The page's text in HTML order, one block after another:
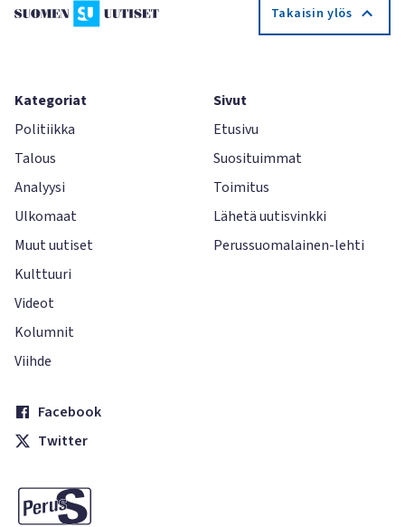
Takaisin ylös
Kategoriat
Politiikka
Talous
Analyysi
Ulkomaat
Muut uutiset
Kulttuuri
Videot
Kolumnit
Viihde
Sivut
Etusivu
Suosituimmat
Toimitus
Lähetä uutisvinkki
Perussuomalainen-lehti
Facebook
Twitter